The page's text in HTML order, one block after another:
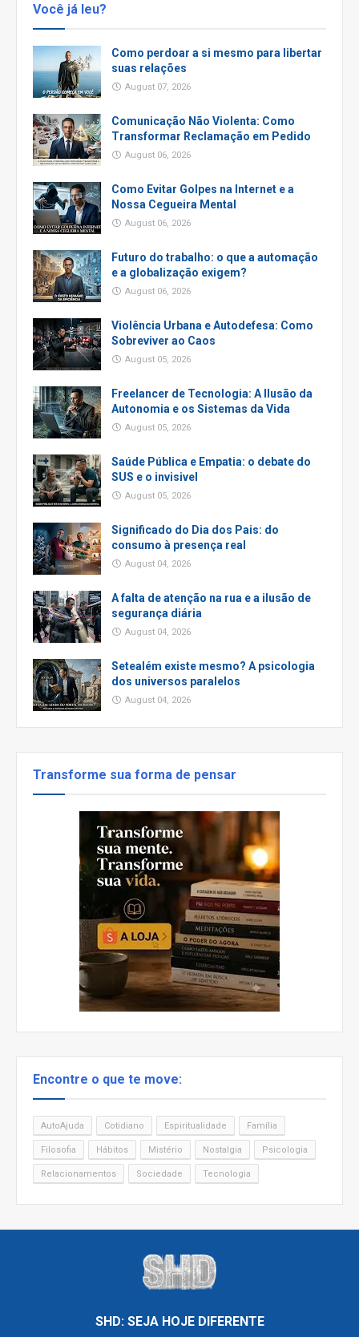
Você já leu?
Como perdoar a si mesmo para libertar
suas relações
August 07, 2026
Comunicação Não Violenta: Como
Transformar Reclamação em Pedido
August 06, 2026
Como Evitar Golpes na Internet e a
Nossa Cegueira Mental
August 06, 2026
Futuro do trabalho: o que a automação
e a globalização exigem?
August 06, 2026
Violência Urbana e Autodefesa: Como
Sobreviver ao Caos
August 05, 2026
Freelancer de Tecnologia: A Ilusão da
Autonomia e os Sistemas da Vida
August 05, 2026
Saúde Pública e Empatia: o debate do
SUS e o invisivel
August 05, 2026
Significado do Dia dos Pais: do
consumo à presença real
August 04, 2026
A falta de atenção na rua e a ilusão de
segurança diária
August 04, 2026
Setealém existe mesmo? A psicologia
dos universos paralelos
August 04, 2026
Transforme sua forma de pensar
Encontre o que te move:
AutoAjuda Cotidiano Espiritualidade Família
Filosofia Hábitos Mistério Nostalgia Psicologia
Relacionamentos Sociedade Tecnologia
SHD: SEJA HOJE DIFERENTE